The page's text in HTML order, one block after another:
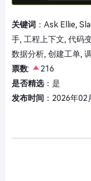
关键词 ：Ask Ellie,
手, 工程上下文, 代码
数据分析, 创建工单,
票数:
216
是否精选：是
发布时间 ：2026年